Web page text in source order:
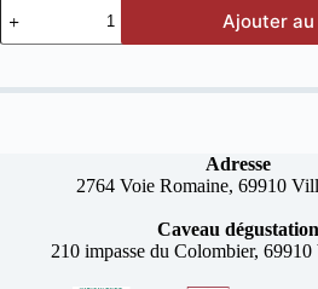
Ajouter
Adresse
2764 Voie Romaine, 69910
Caveau dégustation
210 impasse du Colombier,